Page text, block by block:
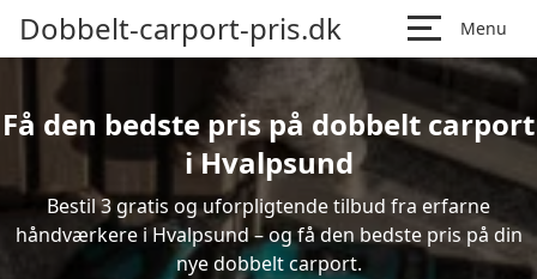
Dobbelt-carport-pris.dk Menu
Få den bedste pris på dobbelt carport
i Hvalpsund
Bestil 3 gratis og uforpligtende tilbud fra erfarne
håndværkere i Hvalpsund – og få den bedste pris på din
nye dobbelt carport.